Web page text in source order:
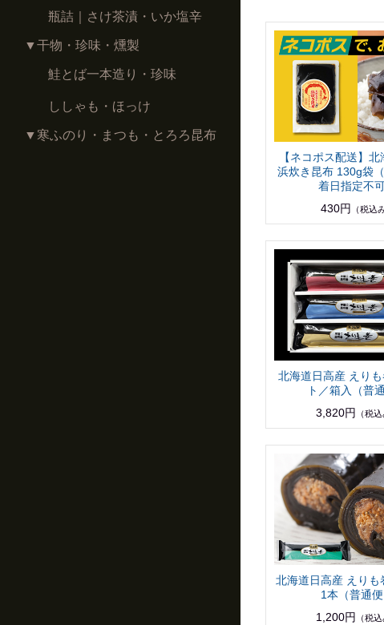
瓶詰｜さけ茶漬・いか塩辛
▼干物・珍味・燻製
鮭とば一本造り・珍味
ししゃも・ほっけ
▼寒ふのり・まつも・とろろ昆布
【ネコポス配送】
浜炊き昆布 130g袋
着日指定不可
430円
（税込
北海道日高産 えり
ト／箱入（普通
3,820円
（税込
北海道日高産 えりも
1本（普通便
1,200円
（税込